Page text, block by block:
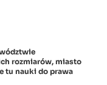
rozmiarów, miasto
tu nauki do prawa